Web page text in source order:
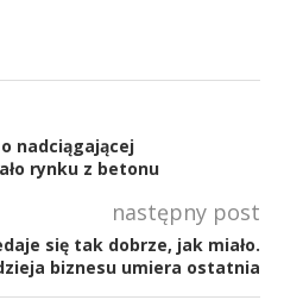
nadciągającej
rynku z betonu
następny post
się tak dobrze, jak miało.
biznesu umiera ostatnia